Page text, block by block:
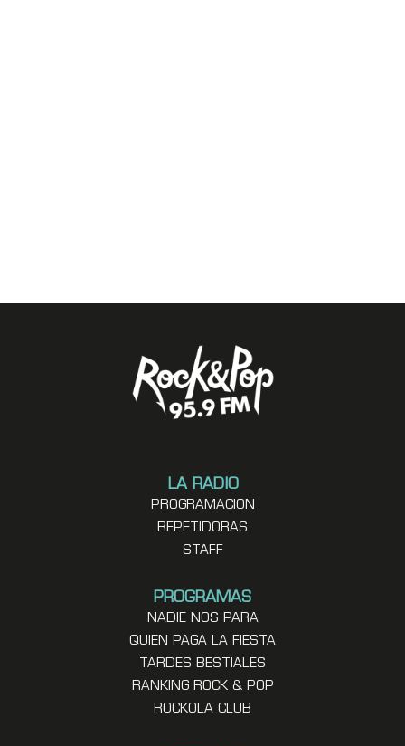
LA RADIO
PROGRAMACION
REPETIDORAS
STAFF
PROGRAMAS
NADIE NOS PARA
QUIEN PAGA LA FIESTA
TARDES BESTIALES
RANKING ROCK & POP
ROCKOLA CLUB